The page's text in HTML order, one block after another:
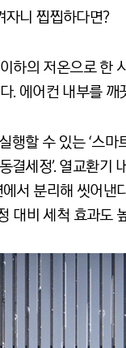
자니 찝찝하다면?
의 저온으로 한
에어컨 내부를 깨
할 수 있는 ‘스
세정’. 열교환
서 분리해 씻어
대비 세척 효과도